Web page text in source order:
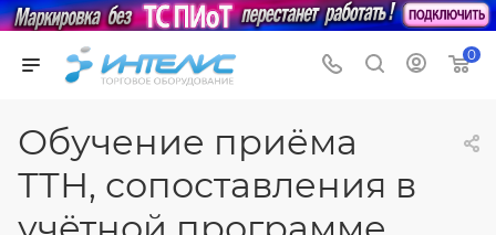
0
Обучение приёма
ТТН, сопоставления в